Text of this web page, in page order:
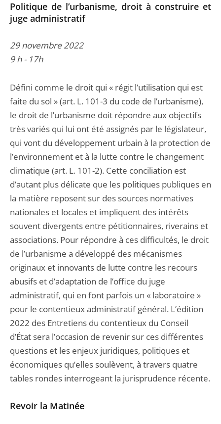
Politique de l’urbanisme, droit à construire et
juge administratif
29 novembre 2022
9 h - 17h
Défini comme le droit qui « régit l’utilisation qui est
faite du sol » (art. L. 101-3 du code de l’urbanisme),
le droit de l’urbanisme doit répondre aux objectifs
très variés qui lui ont été assignés par le législateur,
qui vont du développement urbain à la protection de
l’environnement et à la lutte contre le changement
climatique (art. L. 101-2). Cette conciliation est
d’autant plus délicate que les politiques publiques en
la matière reposent sur des sources normatives
nationales et locales et impliquent des intérêts
souvent divergents entre pétitionnaires, riverains et
associations. Pour répondre à ces difficultés, le droit
de l’urbanisme a développé des mécanismes
originaux et innovants de lutte contre les recours
abusifs et d’adaptation de l’office du juge
administratif, qui en font parfois un « laboratoire »
pour le contentieux administratif général. L’édition
2022 des Entretiens du contentieux du Conseil
d’État sera l’occasion de revenir sur ces différentes
questions et les enjeux juridiques, politiques et
économiques qu’elles soulèvent, à travers quatre
tables rondes interrogeant la jurisprudence récente.
Revoir la Matinée